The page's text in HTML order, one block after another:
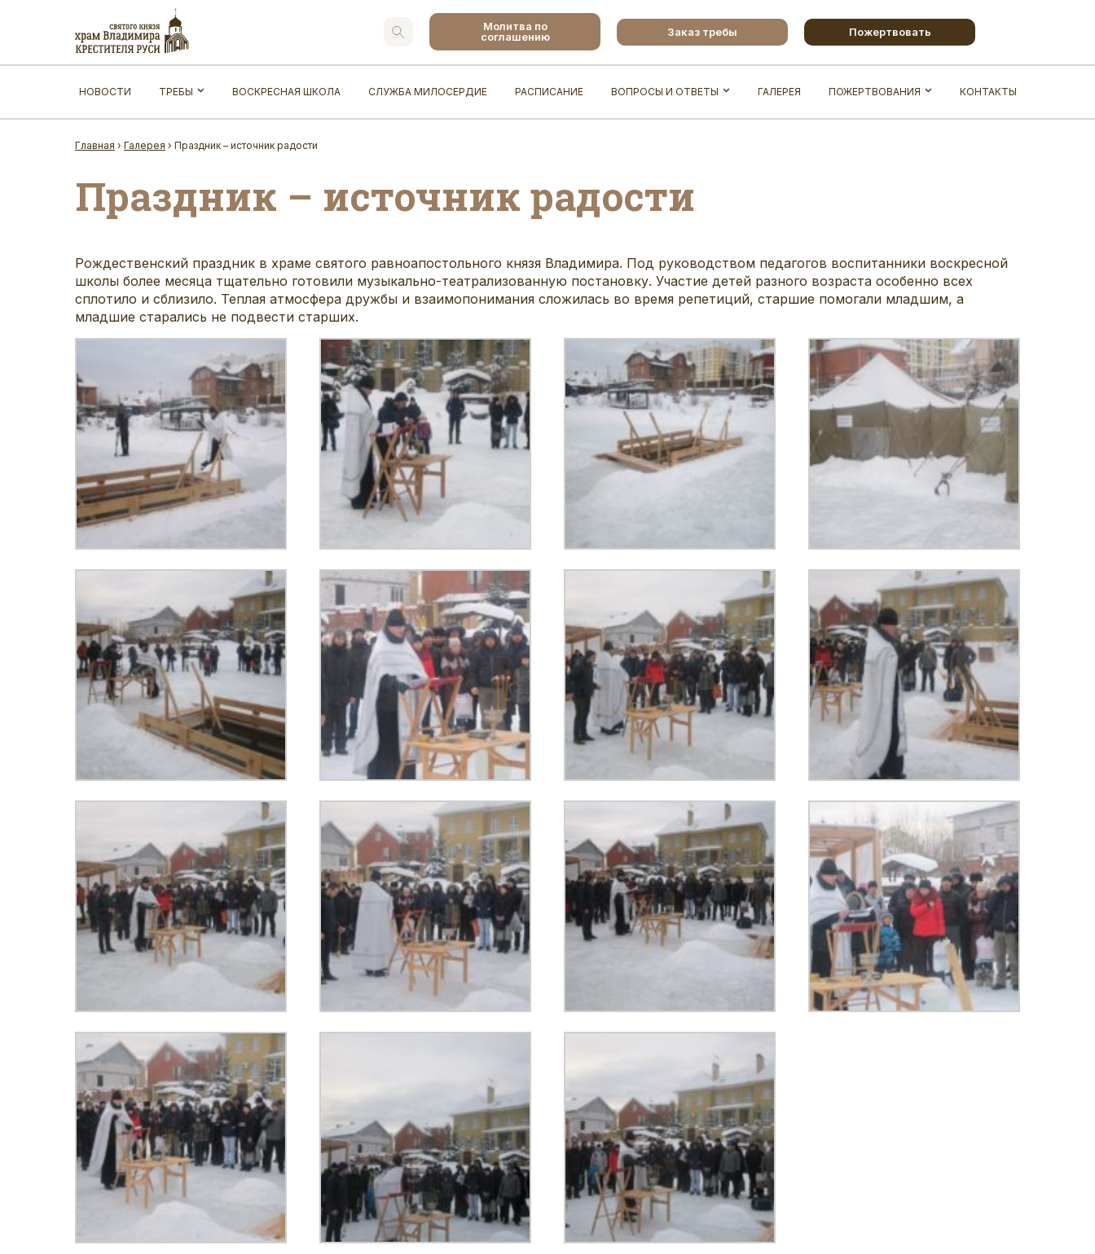
Молитва по
соглашению
Заказ требы Пожертвовать
НОВОСТИ ТРЕБЫ ВОСКРЕСНАЯ ШКОЛА СЛУЖБА МИЛОСЕРДИЕ РАСПИСАНИЕ ВОПРОСЫ И ОТВЕТЫ ГАЛЕРЕЯ ПОЖЕРТВОВАНИЯ КОНТАКТЫ
Главная › Галерея › Праздник – источник радости
Праздник – источник радости
Рождественский праздник в храме святого равноапостольного князя Владимира. Под руководством педагогов воспитанники воскресной
школы более месяца тщательно готовили музыкально-театрализованную постановку. Участие детей разного возраста особенно всех
сплотило и сблизило. Теплая атмосфера дружбы и взаимопонимания сложилась во время репетиций, старшие помогали младшим, а
младшие старались не подвести старших.